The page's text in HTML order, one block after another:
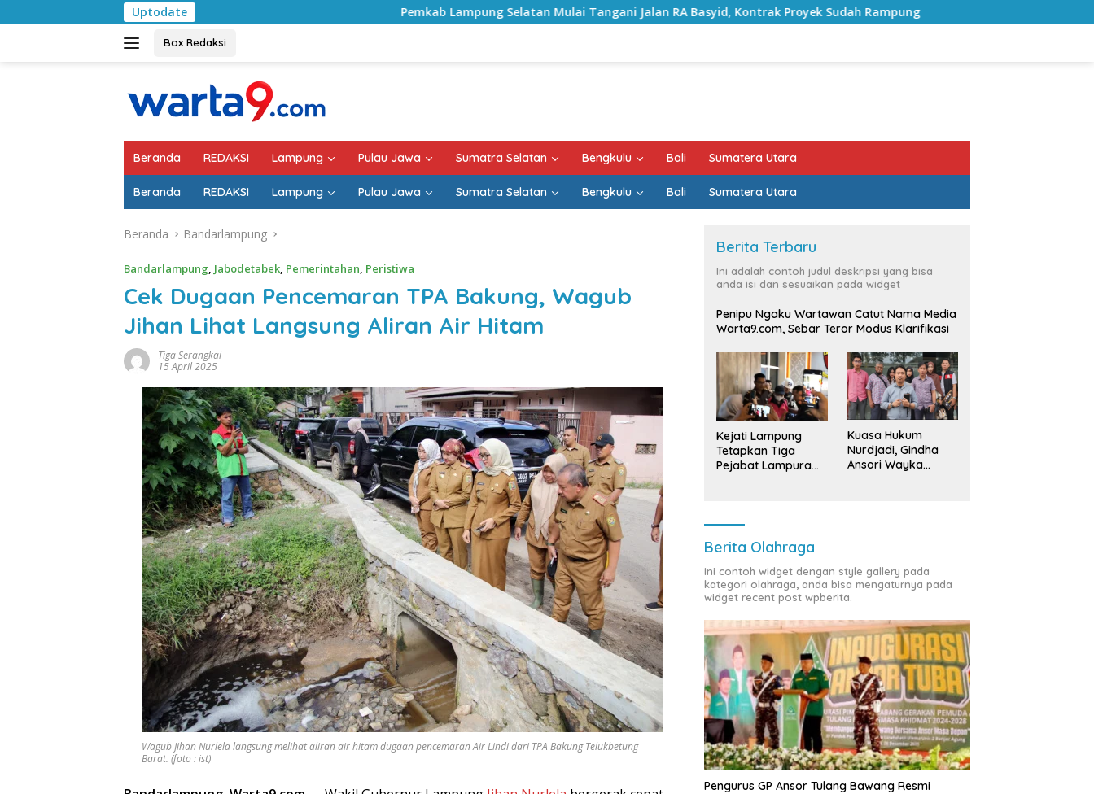
ke
Uptodate Pemkab Lampung Selatan Mulai Tangani Jalan RA Basyid, Kontrak Proyek Sudah Rampung Bulan Kemerdekaan, Bupati Lampung Selatan
Box Redaksi
Beranda REDAKSI Lampung Pulau Jawa Sumatra Selatan Bengkulu Bali Sumatera Utara
Beranda REDAKSI Lampung Pulau Jawa Sumatra Selatan Bengkulu Bali Sumatera Utara
Beranda Bandarlampung
Bandarlampung, Jabodetabek, Pemerintahan, Peristiwa
Cek Dugaan Pencemaran TPA Bakung, Wagub
Jihan Lihat Langsung Aliran Air Hitam
Tiga Serangkai
15 April 2025
Wagub Jihan Nurlela langsung melihat aliran air hitam dugaan pencemaran Air Lindi dari TPA Bakung Telukbetung
Barat. (foto : ist)
Berita Terbaru
Ini adalah contoh judul deskripsi yang bisa
anda isi dan sesuaikan pada widget
Penipu Ngaku Wartawan Catut Nama Media
Warta9.com, Sebar Teror Modus Klarifikasi
Kejati Lampung
Tetapkan Tiga
Pejabat Lampura
Kuasa Hukum
Nurdjadi, Gindha
Ansori Wayka
Berita Olahraga
Ini contoh widget dengan style gallery pada
kategori olahraga, anda bisa mengaturnya pada
widget recent post wpberita.
Pengurus GP Ansor Tulang Bawang Resmi